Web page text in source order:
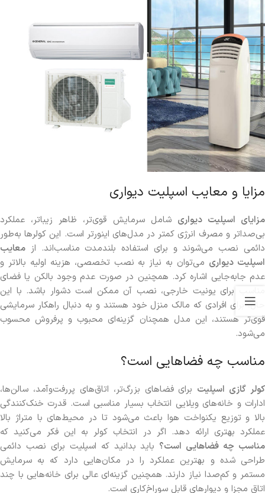
مزایا و معایب اسپلیت دیواری
مزایای اسپلیت دیواری شامل سرمایش قوی‌تر، ظاهر زیباتر، عملکرد
بی‌صداتر و مصرف انرژی کمتر در مدل‌های اینورتر است. این کولرها به‌طور
دائمی نصب می‌شوند و برای استفاده بلندمدت مناسب‌اند. از معایب
اسپلیت دیواری می‌توان به نیاز به نصب تخصصی، هزینه اولیه بالاتر و
عدم جابه‌جایی اشاره کرد. همچنین در صورت عدم وجود بالکن یا فضای
مناسب برای یونیت خارجی، نصب آن ممکن است دشوار باشد. با این
حال، برای افرادی که مالک منزل خود هستند و به دنبال راهکار سرمایشی
قوی‌تر هستند، این مدل همچنان گزینه‌ای محبوب و پرفروش محسوب
می‌شود.
مناسب چه فضاهایی است؟
کولر گازی اسپلیت برای فضاهای بزرگ‌تر، اتاق‌های پررفت‌وآمد، سالن‌ها،
ادارات و خانه‌های ویلایی انتخاب بسیار مناسبی است. قدرت خنک‌کنندگی
بالا و توزیع یکنواخت هوا باعث می‌شود تا در محیط‌های با متراژ بالا
عملکرد بهتری ارائه دهد. اگر در انتخاب کولر به این فکر می‌کنید که
مناسب چه فضاهایی است؟ باید بدانید که اسپلیت برای نصب دائمی
طراحی شده و بهترین عملکرد را در مکان‌هایی دارد که به سرمایش
مستمر و کم‌صدا نیاز دارند. همچنین گزینه‌ای عالی برای خانه‌هایی با چند
اتاق مجزا و دیوارهای قابل سوراخ‌کاری است.